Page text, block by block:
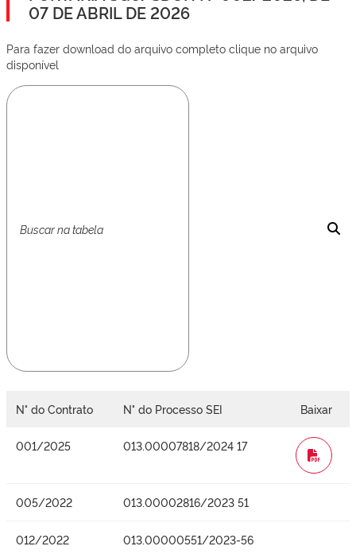
07 DE ABRIL DE 2026
Para fazer download do arquivo completo clique no arquivo
disponível
N° do Contrato N° do Processo SEI Baixar
001/2025 013.00007818/2024 17
WORD
005/2022 013.00002816/2023 51
012/2022 013.00000551/2023-56